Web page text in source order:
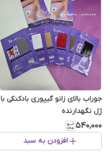
جوراب بالای زانو گیپوری بادکنکی با
ژل نگهدارنده
۵۴۰٬۰۰۰
افزودن به سبد